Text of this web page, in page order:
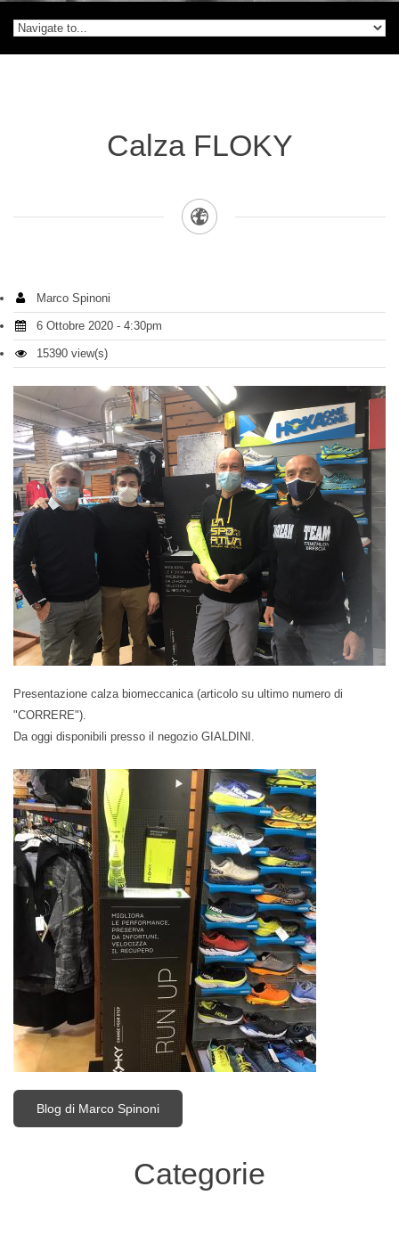
Calza FLOKY
Marco Spinoni
6 Ottobre 2020 - 4:30pm
15390 view(s)
Presentazione calza biomeccanica (articolo su ultimo numero di
"CORRERE").
Da oggi disponibili presso il negozio GIALDINI.
Blog di Marco Spinoni
Categorie